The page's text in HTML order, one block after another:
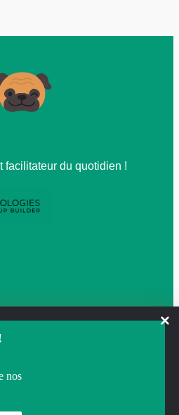
nous utilisons des technologies
nos
facilitateur du quotidien !